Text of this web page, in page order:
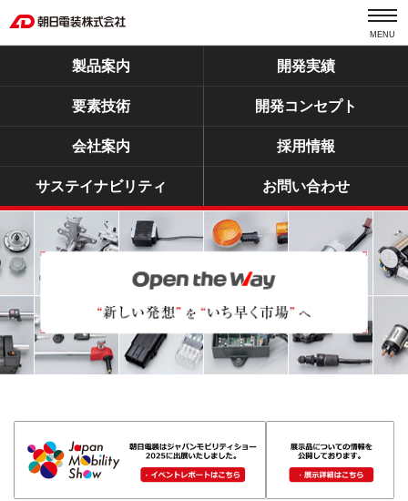
MENU
製品案内 開発実績
要素技術 開発コンセプト
会社案内 採用情報
サステイナビリティ お問い合わせ